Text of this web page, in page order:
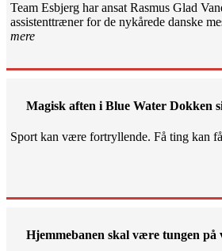
Team Esbjerg har ansat Rasmus Glad
assistenttræner for de nykårede danske
mere
Magisk aften i Blue Water Dokken
Sport kan være fortryllende. Få ting kan
Hjemmebanen skal være tungen på